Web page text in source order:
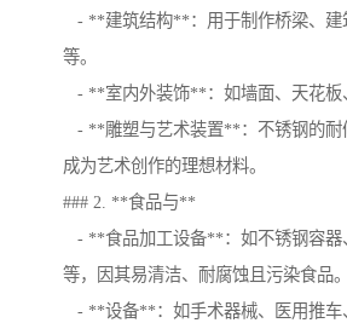
- **建筑结构**：用于制作桥梁、建
等。
- **室内外装饰**：如墙面、天花板
- **雕塑与艺术装置**：不锈钢的耐
成为艺术创作的理想材料。
### 2. **食品与**
- **食品加工设备**：如不锈钢容器
等，因其易清洁、耐腐蚀且污染食品。
- **设备**：如手术器械、医用推车